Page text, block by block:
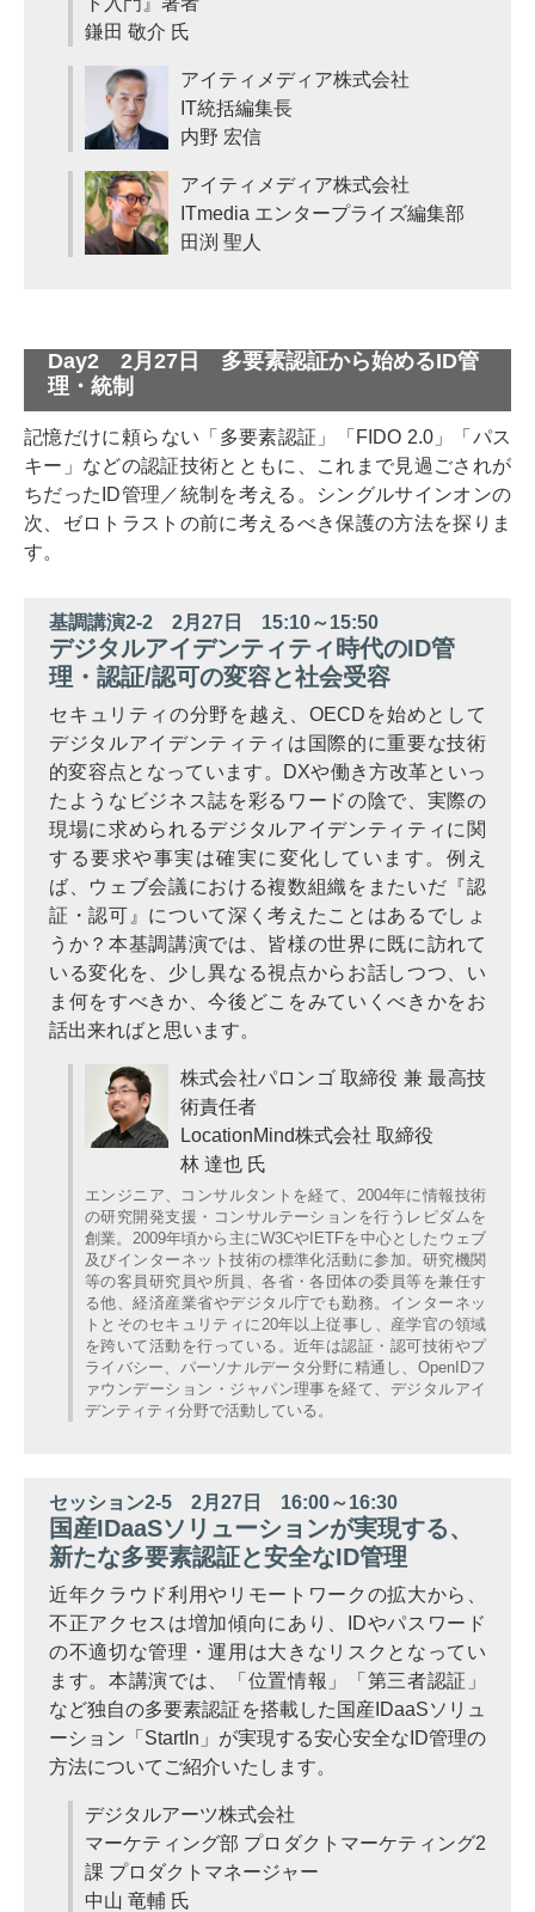
鎌田 敬介 氏
アイティメディア株式会社
IT統括編集長
内野 宏信
アイティメディア株式会社
ITmedia エンタープライズ編集部
田渕 聖人
Day2 2月27日 多要素認証から始めるID管
理・統制
記憶だけに頼らない「多要素認証」「FIDO 2.0」「パス
キー」などの認証技術とともに、これまで見過ごされが
ちだったID管理／統制を考える。シングルサインオンの
次、ゼロトラストの前に考えるべき保護の方法を探りま
す。
基調講演2-2 2月27日 15:10～15:50
デジタルアイデンティティ時代のID管
理・認証/認可の変容と社会受容
セキュリティの分野を越え、OECDを始めとして
デジタルアイデンティティは国際的に重要な技術
的変容点となっています。DXや働き方改革といっ
たようなビジネス誌を彩るワードの陰で、実際の
現場に求められるデジタルアイデンティティに関
する要求や事実は確実に変化しています。例え
ば、ウェブ会議における複数組織をまたいだ『認
証・認可』について深く考えたことはあるでしょ
うか？本基調講演では、皆様の世界に既に訪れて
いる変化を、少し異なる視点からお話しつつ、い
ま何をすべきか、今後どこをみていくべきかをお
話出来ればと思います。
株式会社パロンゴ 取締役 兼 最高技
術責任者
LocationMind株式会社 取締役
林 達也 氏
エンジニア、コンサルタントを経て、2004年に情報技術
の研究開発支援・コンサルテーションを行うレピダムを
創業。2009年頃から主にW3CやIETFを中心としたウェブ
及びインターネット技術の標準化活動に参加。研究機関
等の客員研究員や所員、各省・各団体の委員等を兼任す
る他、経済産業省やデジタル庁でも勤務。インターネッ
トとそのセキュリティに20年以上従事し、産学官の領域
を跨いて活動を行っている。近年は認証・認可技術やプ
ライバシー、パーソナルデータ分野に精通し、OpenIDフ
ァウンデーション・ジャパン理事を経て、デジタルアイ
デンティティ分野で活動している。
セッション2-5 2月27日 16:00～16:30
国産IDaaSソリューションが実現する、
新たな多要素認証と安全なID管理
近年クラウド利用やリモートワークの拡大から、
不正アクセスは増加傾向にあり、IDやパスワード
の不適切な管理・運用は大きなリスクとなってい
ます。本講演では、「位置情報」「第三者認証」
など独自の多要素認証を搭載した国産IDaaSソリュ
ーション「StartIn」が実現する安心安全なID管理の
方法についてご紹介いたします。
デジタルアーツ株式会社
マーケティング部 プロダクトマーケティング2
課 プロダクトマネージャー
中山 竜輔 氏